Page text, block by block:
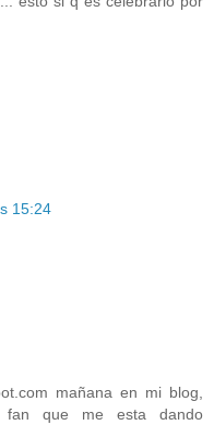
15:24
mañana en mi blog,
que me esta dando